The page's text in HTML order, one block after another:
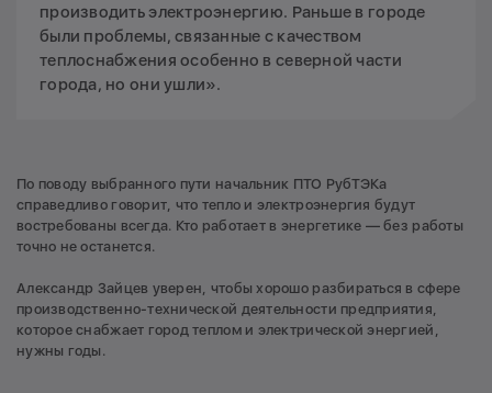
производить электроэнергию. Раньше в городе
были проблемы, связанные с качеством
теплоснабжения особенно в северной части
города, но они ушли».
По поводу выбранного пути начальник ПТО РубТЭКа
справедливо говорит, что тепло и электроэнергия будут
востребованы всегда. Кто работает в энергетике — без работы
точно не останется.
Александр Зайцев уверен, чтобы хорошо разбираться в сфере
производственно-технической деятельности предприятия,
которое снабжает город теплом и электрической энергией,
нужны годы.